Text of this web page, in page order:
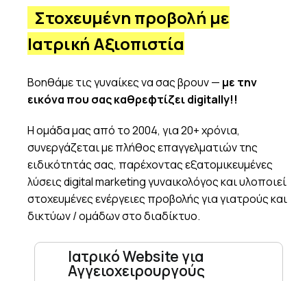
Στοχευμένη προβολή με
Ιατρική Αξιοπιστία
Βοηθάμε τις γυναίκες να σας βρουν — με την
εικόνα που σας καθρεφτίζει digitally!!
Η ομάδα μας από το 2004, για 20+ χρόνια,
συνεργάζεται με πλήθος επαγγελματιών της
ειδικότητάς σας, παρέχοντας εξατομικευμένες
λύσεις digital marketing γυναικολόγος και υλοποιεί
στοχευμένες ενέργειες προβολής για γιατρούς και
δικτύων / ομάδων στο διαδίκτυο.
Ιατρικό Website για
Αγγειοχειρουργούς